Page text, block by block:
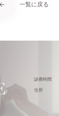
一覧に戻る
診療時間
住所